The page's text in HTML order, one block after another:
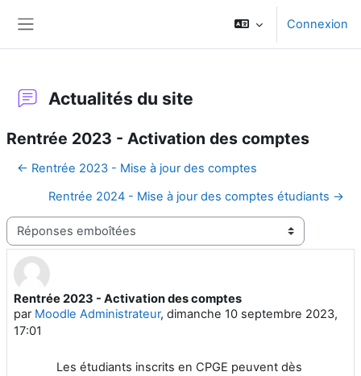
Connexion
Actualités du site
Rentrée 2023 - Activation des comptes
← Rentrée 2023 - Mise à jour des comptes
Rentrée 2024 - Mise à jour des comptes étudiants →
Type d’affichage
Rentrée 2023 - Activation des comptes
par Moodle Administrateur, dimanche 10 septembre 2023,
17:01
Nombre de réponses : 0
Les étudiants inscrits en CPGE peuvent dès